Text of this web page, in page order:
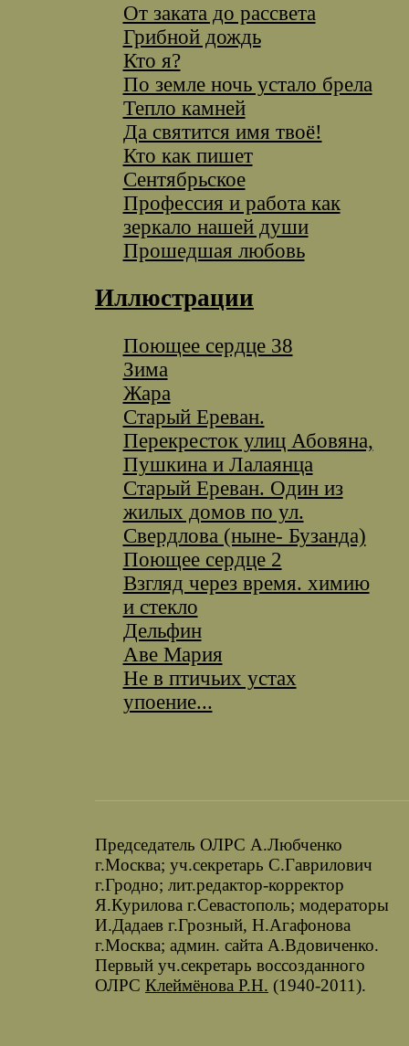
От заката до рассвета
Грибной дождь
Кто я?
По земле ночь устало брела
Тепло камней
Да святится имя твоё!
Кто как пишет
Сентябрьское
Профессия и работа как
зеркало нашей души
Прошедшая любовь
Иллюстрации
Поющее сердце 38
Зима
Жара
Старый Ереван.
Перекресток улиц Абовяна,
Пушкина и Лалаянца
Старый Ереван. Один из
жилых домов по ул.
Свердлова (ныне- Бузанда)
Поющее сердце 2
Взгляд через время. химию
и стекло
Дельфин
Аве Мария
Не в птичьих устах
упоение...
Председатель ОЛРС А.Любченко
г.Москва; уч.секретарь С.Гаврилович
г.Гродно; лит.редактор-корректор
Я.Курилова г.Севастополь; модераторы
И.Дадаев г.Грозный, Н.Агафонова
г.Москва; админ. сайта А.Вдовиченко.
Первый уч.секретарь воссозданного
ОЛРС Клеймёнова Р.Н. (1940-2011).